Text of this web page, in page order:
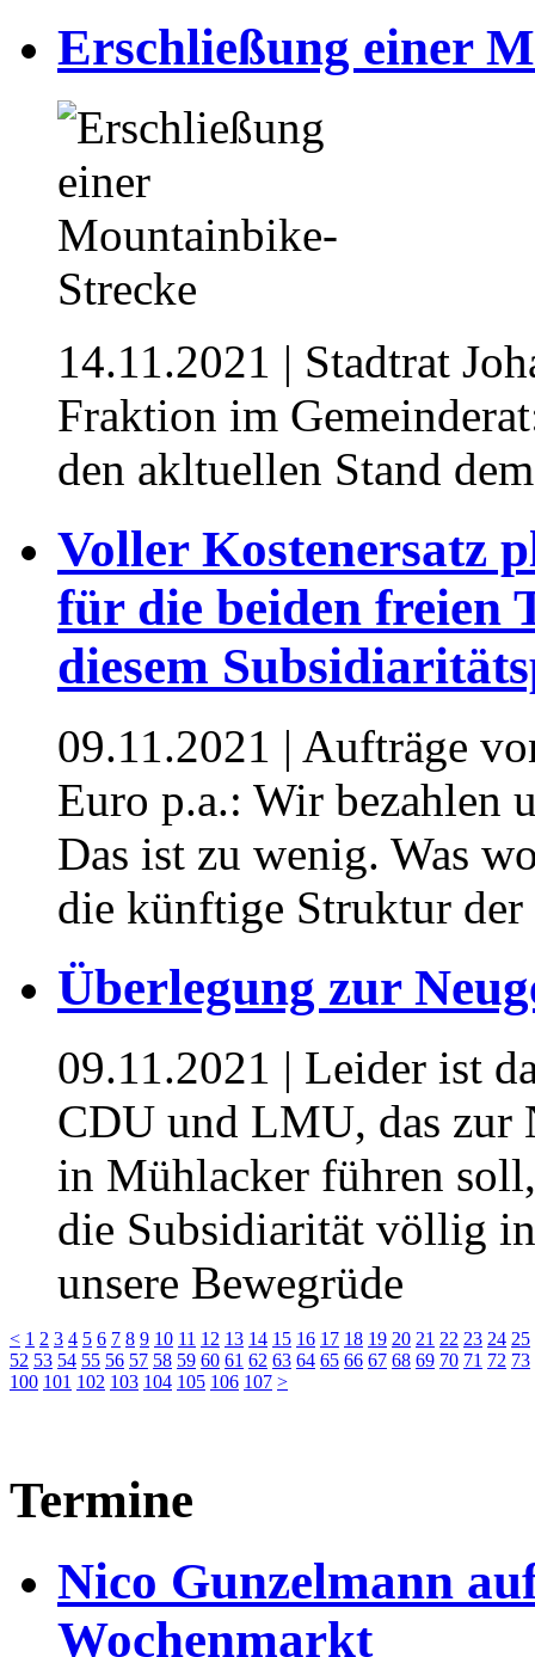
Erschließung einer
14.11.2021 | Stadtrat
Fraktion im
den akltuellen Stand
Voller Kostenersatz
für die beiden freien
diesem
09.11.2021 | Aufträge
Euro p.a.: Wir bezahlen
Das ist zu wenig. Was
die künftige Struktur der
Überlegung zur
09.11.2021 | Leider ist
CDU und LMU, das zur
in Mühlacker führen
die Subsidiarität völlig
unsere Bewegrüde
< 1 2 3 4 5 6 7 8 9 10 11 12 13 14 15 16 17 18 19 20 21 22 23 24 25
52 53 54 55 56 57 58 59 60 61 62 63 64 65 66 67 68 69 70 71 72 73
100 101 102 103 104 105 106 107 >
Termine
Nico Gunzelmann
Wochenmarkt